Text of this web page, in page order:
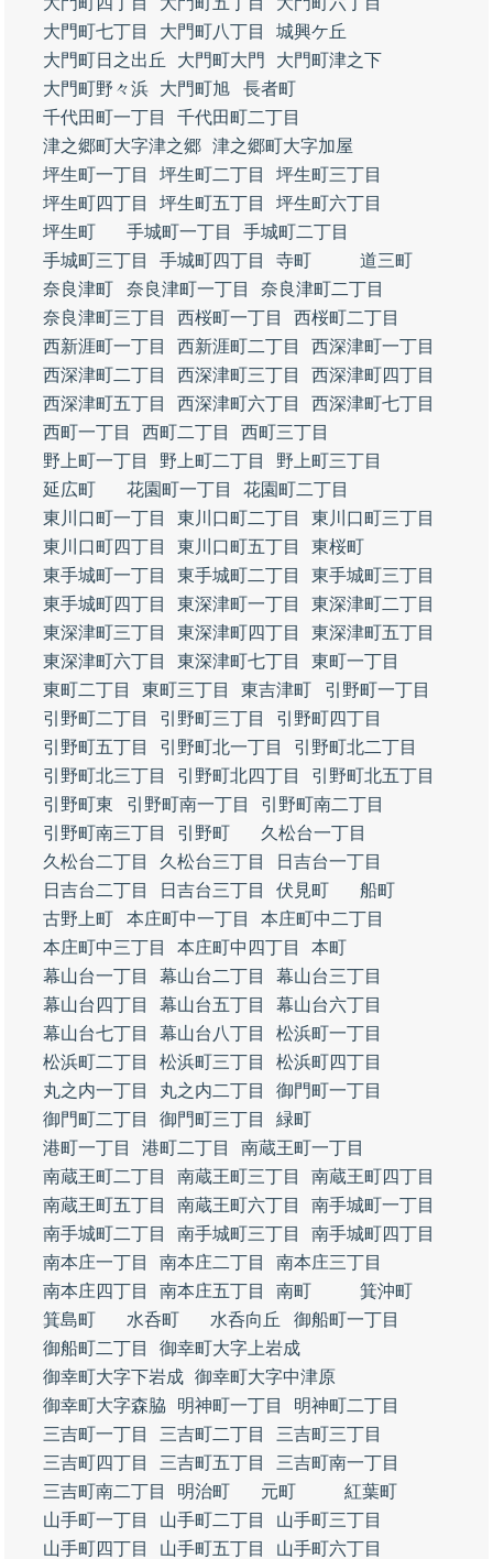
大門町七丁目
大門町八丁目
城興ケ丘
大門町日之出丘
大門町大門
大門町津之下
大門町野々浜
大門町旭
長者町
千代田町一丁目
千代田町二丁目
津之郷町大字津之郷 津之郷町大字加屋
坪生町一丁目
坪生町二丁目
坪生町三丁目
坪生町四丁目
坪生町五丁目
坪生町六丁目
坪生町
手城町一丁目
手城町二丁目
手城町三丁目
手城町四丁目 寺町
道三町
奈良津町
奈良津町一丁目
奈良津町二丁目
奈良津町三丁目
西桜町一丁目
西桜町二丁目
西新涯町一丁目
西新涯町二丁目
西深津町一丁目
西深津町二丁目
西深津町三丁目
西深津町四丁目
西深津町五丁目
西深津町六丁目
西深津町七丁目
西町一丁目
西町二丁目
西町三丁目
野上町一丁目
野上町二丁目
野上町三丁目
延広町
花園町一丁目
花園町二丁目
東川口町一丁目
東川口町二丁目
東川口町三丁目
東川口町四丁目
東川口町五丁目
東桜町
東手城町一丁目
東手城町二丁目
東手城町三丁目
東手城町四丁目
東深津町一丁目
東深津町二丁目
東深津町三丁目
東深津町四丁目
東深津町五丁目
東深津町六丁目
東深津町七丁目
東町一丁目
東町二丁目
東町三丁目 東吉津町
引野町一丁目
引野町二丁目
引野町三丁目
引野町四丁目
引野町五丁目
引野町北一丁目
引野町北二丁目
引野町北三丁目
引野町北四丁目
引野町北五丁目
引野町東
引野町南一丁目
引野町南二丁目
引野町南三丁目
引野町
久松台一丁目
久松台二丁目
久松台三丁目
日吉台一丁目
日吉台二丁目
日吉台三丁目 伏見町
船町
古野上町
本庄町中一丁目
本庄町中二丁目
本庄町中三丁目
本庄町中四丁目
本町
幕山台一丁目
幕山台二丁目
幕山台三丁目
幕山台四丁目
幕山台五丁目
幕山台六丁目
幕山台七丁目
幕山台八丁目
松浜町一丁目
松浜町二丁目
松浜町三丁目
松浜町四丁目
丸之内一丁目
丸之内二丁目
御門町一丁目
御門町二丁目
御門町三丁目
緑町
港町一丁目
港町二丁目
南蔵王町一丁目
南蔵王町二丁目
南蔵王町三丁目
南蔵王町四丁目
南蔵王町五丁目
南蔵王町六丁目
南手城町一丁目
南手城町二丁目
南手城町三丁目
南手城町四丁目
南本庄一丁目
南本庄二丁目
南本庄三丁目
南本庄四丁目
南本庄五丁目 南町
箕沖町
箕島町
水呑町 水呑向丘
御船町一丁目
御船町二丁目
御幸町大字上岩成
御幸町大字下岩成 御幸町大字中津原
御幸町大字森脇
明神町一丁目
明神町二丁目
三吉町一丁目
三吉町二丁目
三吉町三丁目
三吉町四丁目
三吉町五丁目
三吉町南一丁目
三吉町南二丁目
明治町 元町
紅葉町
山手町一丁目
山手町二丁目
山手町三丁目
山手町四丁目
山手町五丁目 山手町六丁目